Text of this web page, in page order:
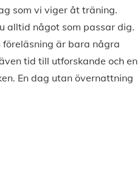
som vi viger åt träning.
alltid något som passar dig.
föreläsning är bara några
tid till utforskande och en
En dag utan övernattning